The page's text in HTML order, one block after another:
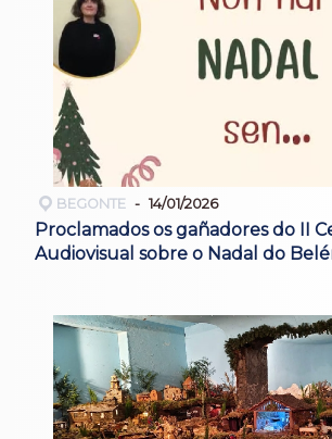
BEGONTE 14/01/2026
Proclamados os gañadores do II
Audiovisual sobre o Nadal do